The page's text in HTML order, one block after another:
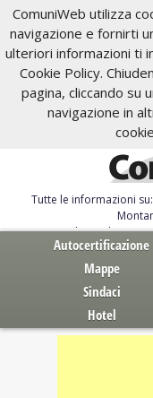
ComuniWeb utilizza
navigazione e fornirti
ulteriori informazioni ti
Cookie Policy.
pagina, cliccando su
navigazione in
Tutte le informazioni
Servizi al Cittadino.
Autocertificazione
Mappe
Sindaci
Hotel